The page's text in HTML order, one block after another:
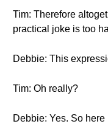
Tim: Therefore
practical joke is too
Debbie: This
Tim: Oh really?
Debbie: Yes. So